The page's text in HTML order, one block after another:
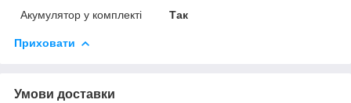
Акумулятор у комплекті
Так
Приховати
Умови доставки